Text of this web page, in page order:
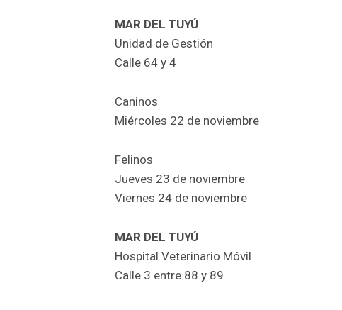
MAR DEL TUYÚ
Unidad de Gestión
Calle 64 y 4
Caninos
Miércoles 22 de noviembre
Felinos
Jueves 23 de noviembre
Viernes 24 de noviembre
MAR DEL TUYÚ
Hospital Veterinario Móvil
Calle 3 entre 88 y 89